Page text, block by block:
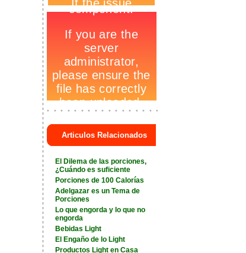
_
Articulos Relacionados
El Dilema de las porciones,
¿Cuándo es suficiente
Porciones de 100 Calorías
Adelgazar es un Tema de
Porciones
Lo que engorda y lo que no
engorda
Bebidas Light
El Engaño de lo Light
Productos Light en Casa